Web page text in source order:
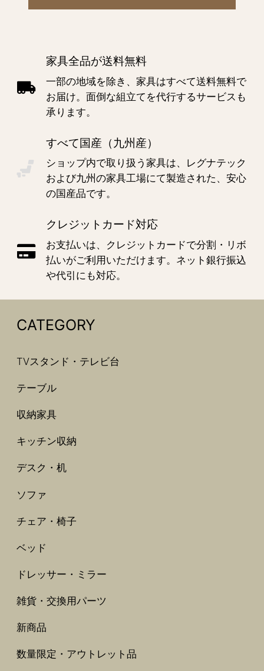
家具全品が送料無料
一部の地域を除き、家具はすべて送料無料で
お届け。面倒な組立てを代行するサービスも
承ります。
すべて国産（九州産）
ショップ内で取り扱う家具は、レグナテック
および九州の家具工場にて製造された、安心
の国産品です。
クレジットカード対応
お支払いは、クレジットカードで分割・リボ
払いがご利用いただけます。ネット銀行振込
や代引にも対応。
CATEGORY
TVスタンド・テレビ台
テーブル
収納家具
キッチン収納
デスク・机
ソファ
チェア・椅子
ベッド
ドレッサー・ミラー
雑貨・交換用パーツ
新商品
数量限定・アウトレット品